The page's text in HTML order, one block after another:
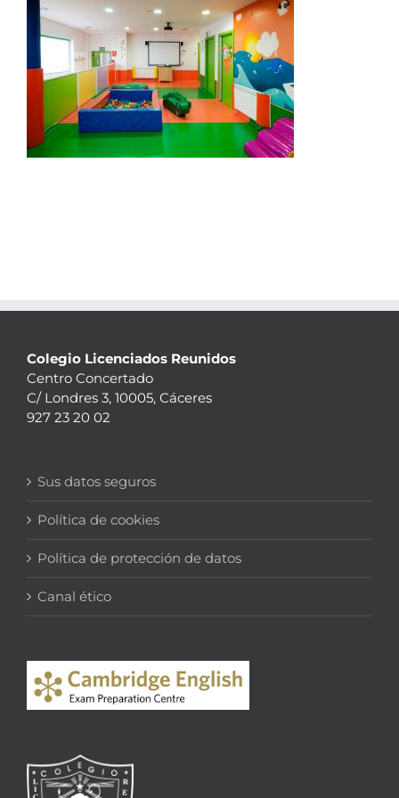
Colegio Licenciados Reunidos
Centro Concertado
C/ Londres 3, 10005, Cáceres
927 23 20 02
Sus datos seguros
Política de cookies
Política de protección de datos
Canal ético